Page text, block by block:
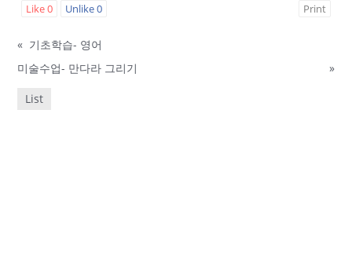
Like0 Unlike0 Print
« 기초학습- 영어
미술수업- 만다라 그리기
»
List